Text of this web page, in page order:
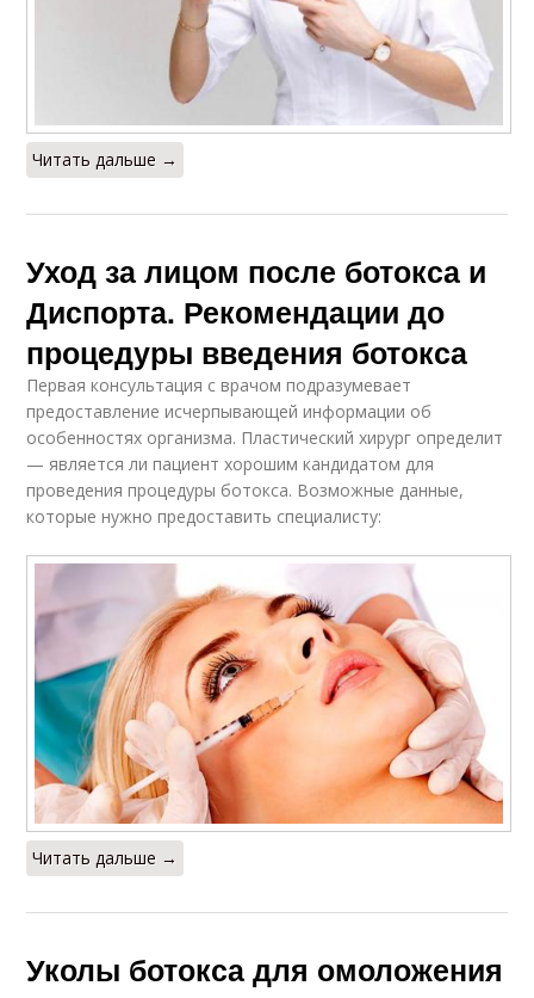
Читать дальше →
Уход за лицом после ботокса и
Диспорта. Рекомендации до
процедуры введения ботокса
Первая консультация с врачом подразумевает
предоставление исчерпывающей информации об
особенностях организма. Пластический хирург определит
— является ли пациент хорошим кандидатом для
проведения процедуры ботокса. Возможные данные,
которые нужно предоставить специалисту:
Читать дальше →
Уколы ботокса для омоложения